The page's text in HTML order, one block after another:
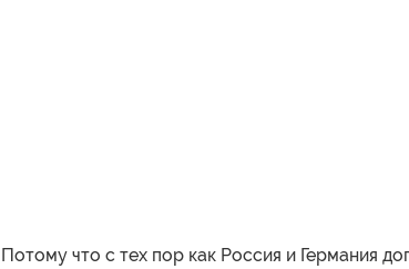
Потому что с тех пор как Россия и Германия